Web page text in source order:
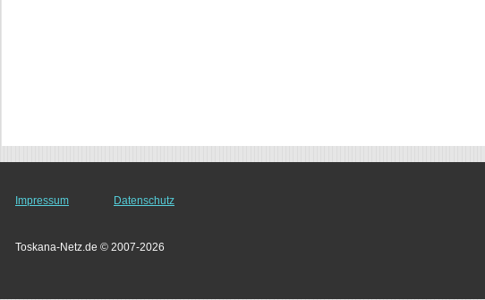
Impressum Datenschutz
Toskana-Netz.de © 2007-2026